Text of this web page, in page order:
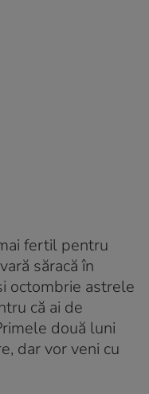
fertil pentru
săracă în
octombrie astrele
că ai de
două luni
dar vor veni cu